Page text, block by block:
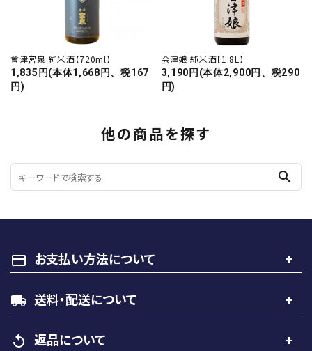
會津宮泉 純米酒【720ml】
1,835円(本体1,668円、税167
円)
会津娘 純米酒【1.8L】
3,190円(本体2,900円、税290
円)
他の商品を探す
search
payment お支払い方法について
local_shipping 送料・配送について
replay 返品について